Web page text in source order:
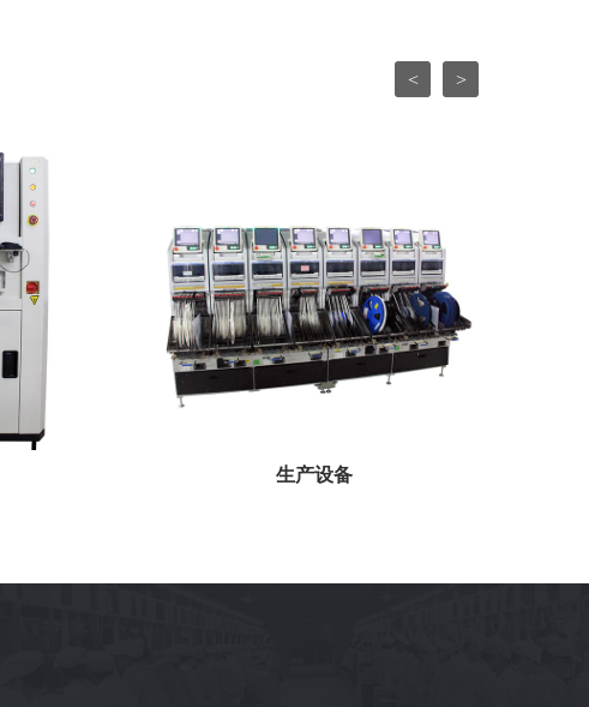
生产设备
< >